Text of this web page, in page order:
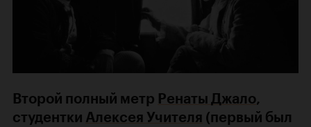
Второй полный метр Ренаты Джало,
студентки Алексея Учителя (первый был